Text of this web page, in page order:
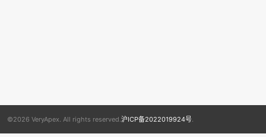
©2026 VeryApex. All rights reserved.沪ICP备2022019924号.